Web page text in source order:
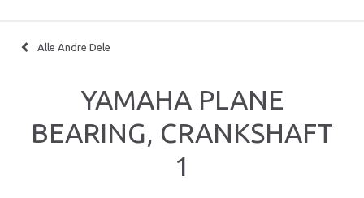
Alle Andre Dele
YAMAHA PLANE
BEARING, CRANKSHAFT
1